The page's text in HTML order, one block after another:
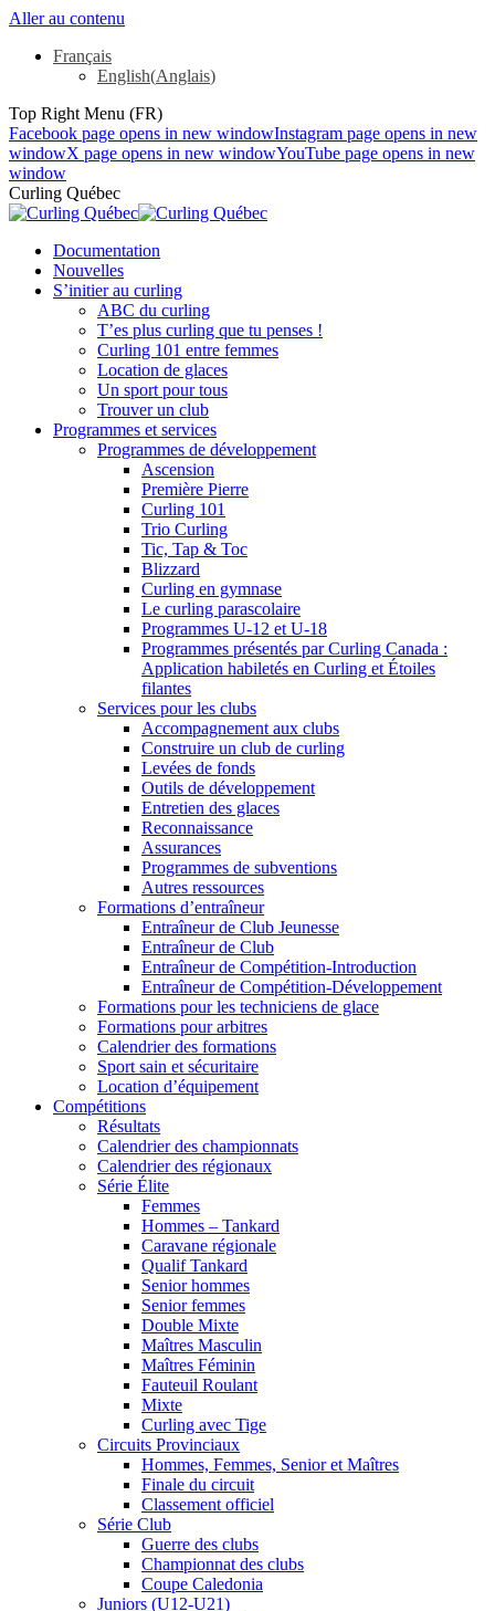
Aller au contenu
Français
English(Anglais)
Top Right Menu (FR)
Facebook page opens in new windowInstagram page opens in new
windowX page opens in new windowYouTube page opens in new
window
Curling Québec
Documentation
Nouvelles
S’initier au curling
ABC du curling
T’es plus curling que tu penses !
Curling 101 entre femmes
Location de glaces
Un sport pour tous
Trouver un club
Programmes et services
Programmes de développement
Ascension
Première Pierre
Curling 101
Trio Curling
Tic, Tap & Toc
Blizzard
Curling en gymnase
Le curling parascolaire
Programmes U-12 et U-18
Programmes présentés par Curling Canada :
Application habiletés en Curling et Étoiles
filantes
Services pour les clubs
Accompagnement aux clubs
Construire un club de curling
Levées de fonds
Outils de développement
Entretien des glaces
Reconnaissance
Assurances
Programmes de subventions
Autres ressources
Formations d’entraîneur
Entraîneur de Club Jeunesse
Entraîneur de Club
Entraîneur de Compétition-Introduction
Entraîneur de Compétition-Développement
Formations pour les techniciens de glace
Formations pour arbitres
Calendrier des formations
Sport sain et sécuritaire
Location d’équipement
Compétitions
Résultats
Calendrier des championnats
Calendrier des régionaux
Série Élite
Femmes
Hommes – Tankard
Caravane régionale
Qualif Tankard
Senior hommes
Senior femmes
Double Mixte
Maîtres Masculin
Maîtres Féminin
Fauteuil Roulant
Mixte
Curling avec Tige
Circuits Provinciaux
Hommes, Femmes, Senior et Maîtres
Finale du circuit
Classement officiel
Série Club
Guerre des clubs
Championnat des clubs
Coupe Caledonia
Juniors (U12-U21)